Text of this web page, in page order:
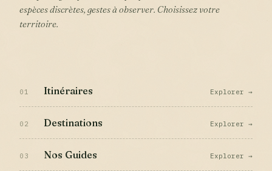
espèces discrètes, gestes à observer. Choisissez votre
territoire.
01 Itinéraires Explorer →
02 Destinations Explorer →
03 Nos Guides Explorer →